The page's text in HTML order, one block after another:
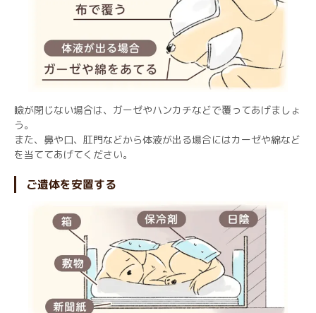
瞼が閉じない場合は、ガーゼやハンカチなどで覆ってあげましょ
う。
また、鼻や口、肛門などから体液が出る場合にはカーゼや綿など
を当ててあげてください。
ご遺体を安置する